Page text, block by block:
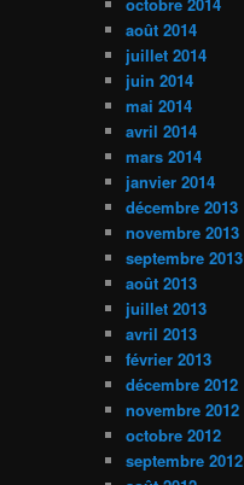
octobre 2014
août 2014
juillet 2014
juin 2014
mai 2014
avril 2014
mars 2014
janvier 2014
décembre 2013
novembre 2013
septembre 2013
août 2013
juillet 2013
avril 2013
février 2013
décembre 2012
novembre 2012
octobre 2012
septembre 2012